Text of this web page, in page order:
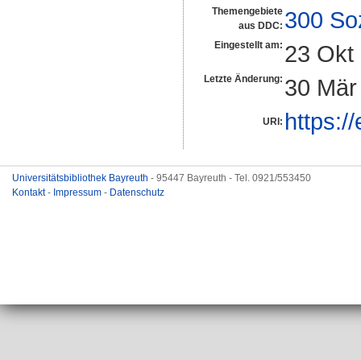
Themengebiete
aus DDC: 300
Eingestellt am: 23 Okt
Letzte Änderung: 30
URI:
Universitätsbibliothek Bayreuth - 95447 Bayreuth - Tel. 0921/553450
Kontakt- Impressum - Datenschutz